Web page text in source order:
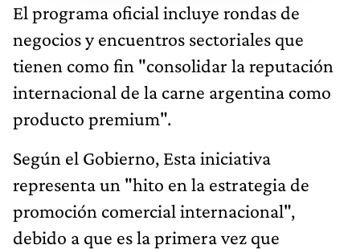
El programa oficial incluye rondas de
negocios y encuentros sectoriales que
tienen como fin "consolidar la reputación
internacional de la carne argentina como
producto premium".
Según el Gobierno, Esta iniciativa
representa un "hito en la estrategia de
promoción comercial internacional",
debido a que es la primera vez que